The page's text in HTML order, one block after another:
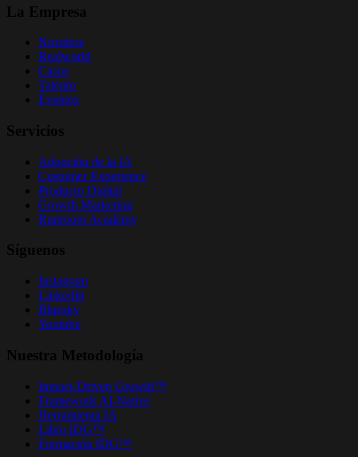
La Empresa
Nosotros
Realworld
Casos
Talento
Eventos
Servicios
Adopción de la IA
Customer Experience
Producto Digital
Growth Marketing
Runroom Academy
Síguenos
Instagram
LinkedIn
Bluesky
Youtube
Nuestra Metodología
Impact-Driven Growth™
Framework AI-Native
Herramienta IA
Libro IDG™
Formación IDG™